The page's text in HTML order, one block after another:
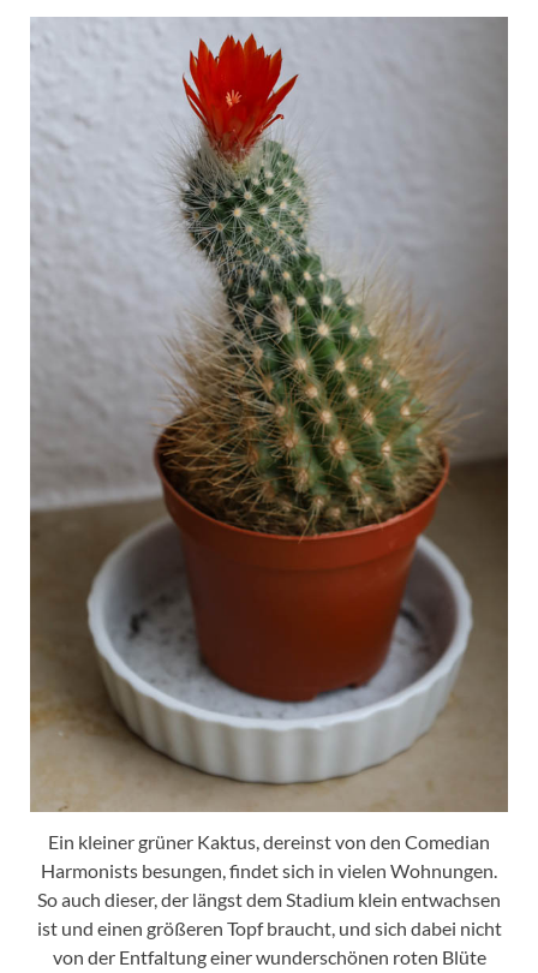
Ein kleiner grüner Kaktus, dereinst von den Comedian
Harmonists besungen, findet sich in vielen Wohnungen.
So auch dieser, der längst dem Stadium klein entwachsen
ist und einen größeren Topf braucht, und sich dabei nicht
von der Entfaltung einer wunderschönen roten Blüte